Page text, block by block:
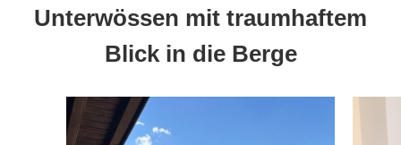
Unterwössen mit traumhaftem
Blick in die Berge